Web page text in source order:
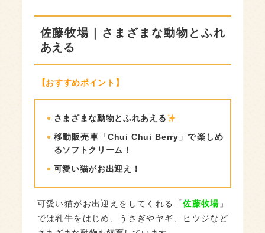
佐藤牧場｜さまざまな動物とふれ
あえる
【おすすめポイント】
さまざまな動物とふれあえる
移動販売車「Chui Chui Berry」で楽しめ
るソフトクリーム！
可愛い猫がお出迎え！
可愛い猫がお出迎えをしてくれる「佐藤牧場 」
では乳牛をはじめ、うさぎやヤギ、ヒツジなど